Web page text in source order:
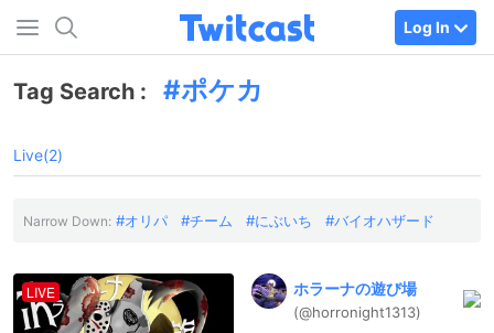
Log In
Tag Search : ポケカ
Live(2)
Narrow Down: オリパ チーム にぶいち バイオハザード
LIVE ホラーナの遊び場
(@horronight1313)